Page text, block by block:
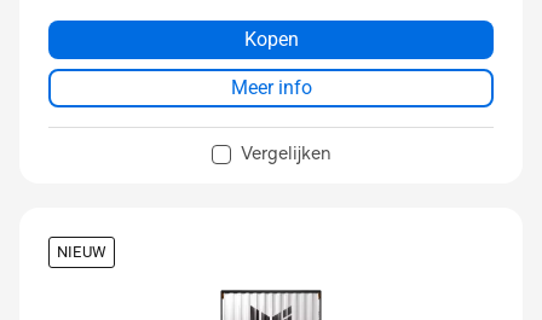
Kopen
Meer info
Vergelijken
NIEUW